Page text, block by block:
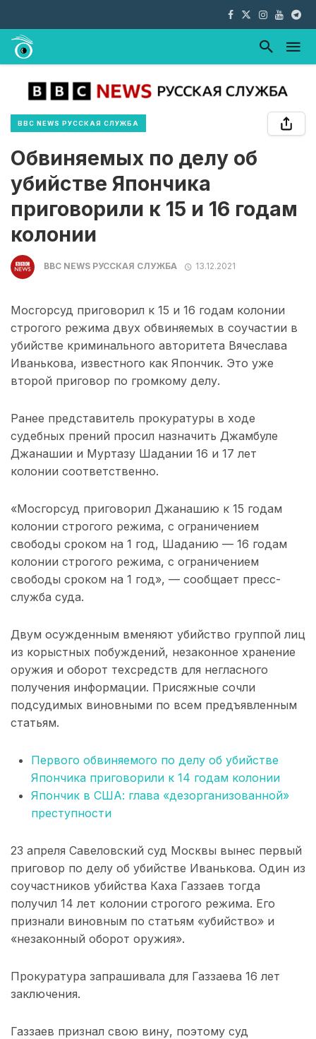
BBC NEWS РУССКАЯ СЛУЖБА
Обвиняемых по делу об
убийстве Япончика
приговорили к 15 и 16 годам
колонии
BBC NEWS РУССКАЯ СЛУЖБА 13.12.2021
Мосгорсуд приговорил к 15 и 16 годам колонии
строгого режима двух обвиняемых в соучастии в
убийстве криминального авторитета Вячеслава
Иванькова, известного как Япончик. Это уже
второй приговор по громкому делу.
Ранее представитель прокуратуры в ходе
судебных прений просил назначить Джамбуле
Джанашии и Муртазу Шадании 16 и 17 лет
колонии соответственно.
«Мосгорсуд приговорил Джанашию к 15 годам
колонии строгого режима, с ограничением
свободы сроком на 1 год, Шаданию — 16 годам
колонии строгого режима, с ограничением
свободы сроком на 1 год», — сообщает пресс-
служба суда.
Двум осужденным вменяют убийство группой лиц
из корыстных побуждений, незаконное хранение
оружия и оборот техсредств для негласного
получения информации. Присяжные сочли
подсудимых виновными по всем предъявленным
статьям.
Первого обвиняемого по делу об убийстве
Япончика приговорили к 14 годам колонии
Япончик в США: глава «дезорганизованной»
преступности
23 апреля Савеловский суд Москвы вынес первый
приговор по делу об убийстве Иванькова. Один из
соучастников убийства Каха Газзаев тогда
получил 14 лет колонии строгого режима. Его
признали виновным по статьям «убийство» и
«незаконный оборот оружия».
Прокуратура запрашивала для Газзаева 16 лет
заключения.
Газзаев признал свою вину, поэтому суд